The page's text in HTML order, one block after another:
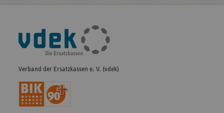
Fußleisten-
Navigation
Verband der Ersatzkassen e. V. (vdek)